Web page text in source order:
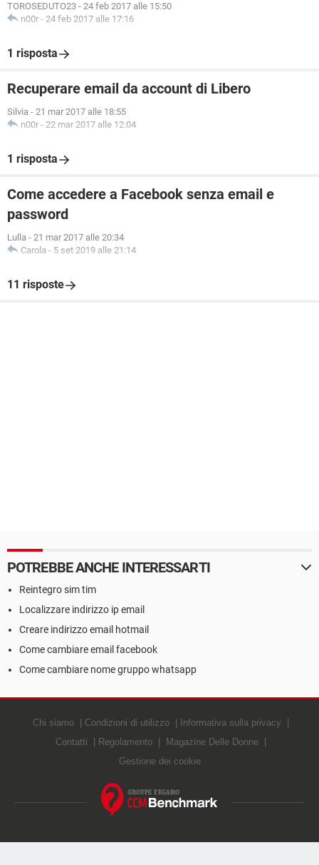
TOROSEDUTO23 - 24 feb 2017 alle 15:50
n00r - 24 feb 2017 alle 17:16
1 risposta
Recuperare email da account di Libero
Silvia - 21 mar 2017 alle 18:55
n00r - 22 mar 2017 alle 12:04
1 risposta
Come accedere a Facebook senza email e
password
Lulla - 21 mar 2017 alle 20:34
Carola - 5 set 2019 alle 21:14
11 risposte
POTREBBE ANCHE INTERESSARTI
Reintegro sim tim
Localizzare indirizzo ip email
Creare indirizzo email hotmail
Come cambiare email facebook
Come cambiare nome gruppo whatsapp
Chi siamo Condizioni di utilizzo
Informativa sulla privacy
Contatti
Regolamento
Magazine Delle Donne
Gestione dei cookie